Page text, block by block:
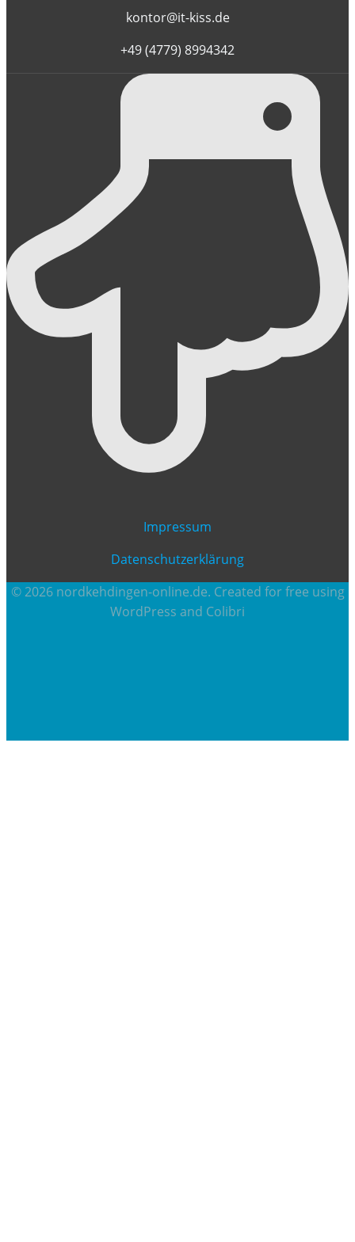
kontor@it-kiss.de
+49 (4779) 8994342
Impressum
Datenschutzerklärung
© 2026 nordkehdingen-online.de. Created for free using
WordPress and Colibri